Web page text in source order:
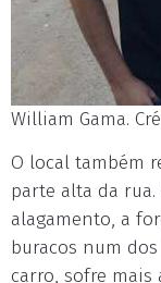
William Gama.
O local também
parte alta da
alagamento, a
buracos num
carro, sofre mais